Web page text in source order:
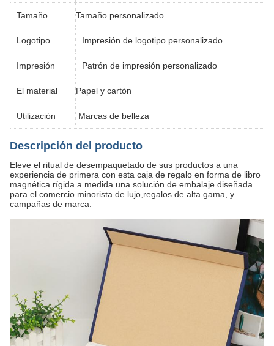
Tamaño Tamaño personalizado
Logotipo Impresión de logotipo personalizado
Impresión Patrón de impresión personalizado
El material Papel y cartón
Utilización Marcas de belleza
Descripción del producto
Eleve el ritual de desempaquetado de sus productos a una
experiencia de primera con esta caja de regalo en forma de libro
magnética rígida a medida una solución de embalaje diseñada
para el comercio minorista de lujo,regalos de alta gama, y
campañas de marca.